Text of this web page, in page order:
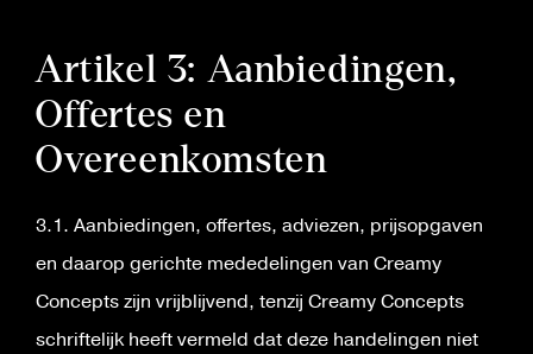
Artikel 3: Aanbiedingen,
Offertes en
Overeenkomsten
3.1. Aanbiedingen, offertes, adviezen, prijsopgaven
en daarop gerichte mededelingen van Creamy
Concepts zijn vrijblijvend, tenzij Creamy Concepts
schriftelijk heeft vermeld dat deze handelingen niet